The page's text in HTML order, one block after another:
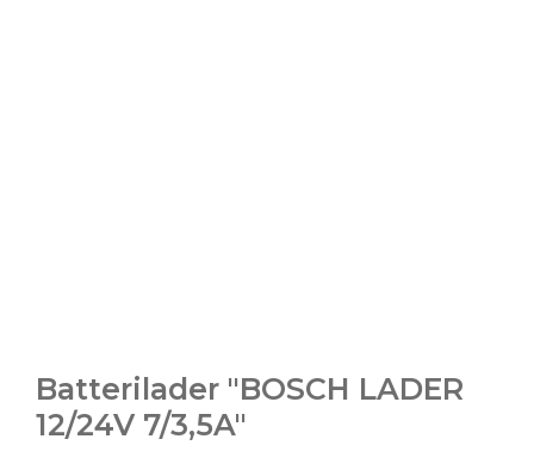
Batterilader "BOSCH LADER
12/24V 7/3,5A"